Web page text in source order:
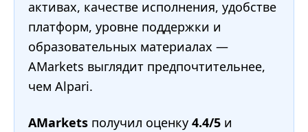
активах, качестве исполнения, удобстве
платформ, уровне поддержки и
образовательных материалах —
AMarkets выглядит предпочтительнее,
чем Alpari.
AMarkets получил оценку 4.4/5 и